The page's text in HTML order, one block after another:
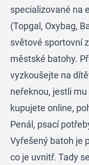
specializované na
(Topgal, Oxybag,
světové sportovní
městské batohy.
vyzkoušejte na
neřeknou, jestli
kupujete online,
Penál, psací
Vyřešený batoh je
co je uvnitř. Tady